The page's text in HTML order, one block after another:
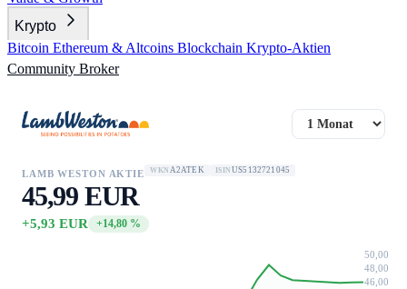
Krypto
Bitcoin Ethereum & Altcoins Blockchain Krypto-Aktien
Community Broker
LAMB WESTON AKTIE WKN A2ATEK ISIN US5132721045
45,99 EUR
+5,93 EUR +14,80 %
50,00
48,00
46,00